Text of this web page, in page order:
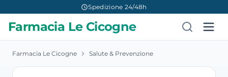
Spedizione 24/48h
Farmacia Le Cicogne
Farmacia Le Cicogne Salute & Prevenzione